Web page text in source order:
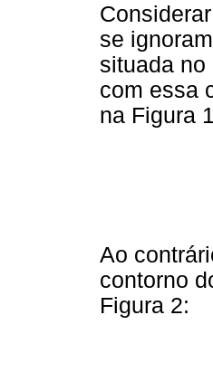
se
situada no
com essa
na Figura
Ao
contorno
Figura 2: